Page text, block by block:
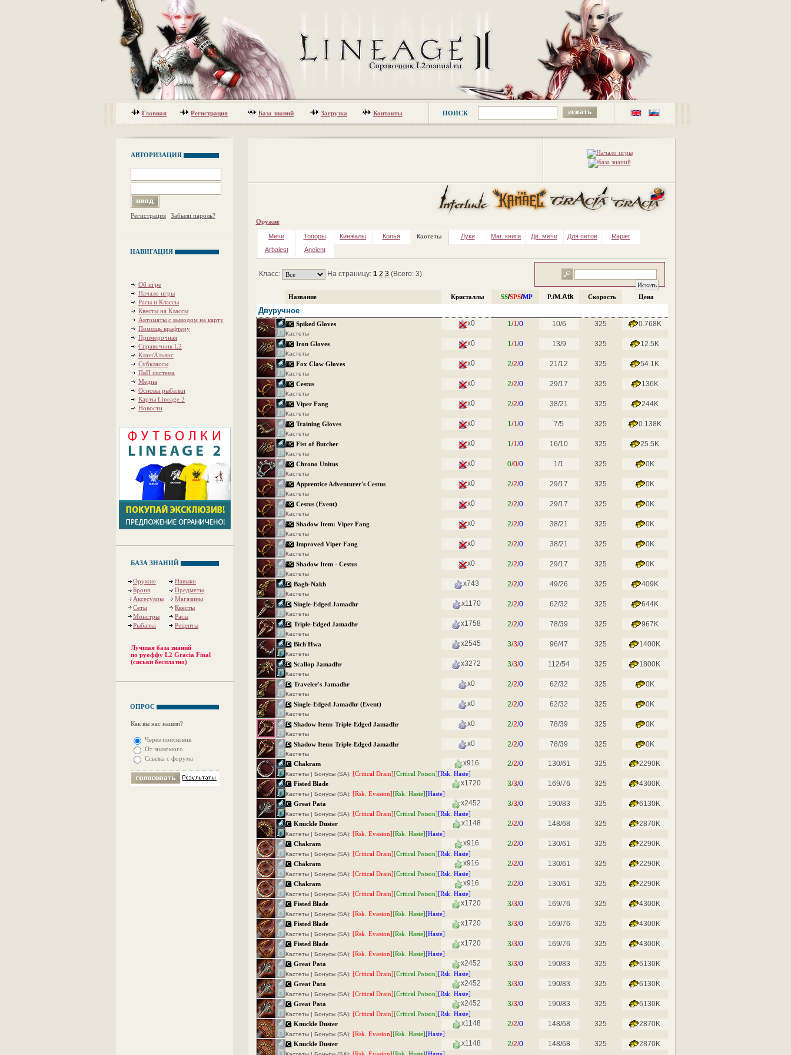
Главная Регистрация База знаний Загрузка Контакты ПОИСК
АВТОРИЗАЦИЯ
Регистрация Забыли пароль?
НАВИГАЦИЯ
Об игре
Начало игры
Расы и Классы
Квесты на Классы
Автоматы с выводом на карту
Помощь крафтеру
Примерочная
Справочник L2
Клан/Альянс
Субклассы
ПвП система
Медиа
Основы рыбалки
Карты Lineage 2
Новости
БАЗА ЗНАНИЙ
Оружие
Навыки
Броня
Предметы
Аксесуары
Магазины
Сеты
Квесты
Монстры
Расы
Рыбалка
Рецепты
Лучшая база знаний
по руоффу L2 Gracia Final
(сиськи бесплатно)
ОПРОС
Как вы нас нашли?
Через поисковик
От знакомого
Ссылка с форума
Оружие
Мечи Топоры Кинжалы Копья Кастеты Луки Маг. книги Дв. мечи Для петов
Rapier
Arbalest
Ancient
Класс: На страницу: 1 2 3 (Всего: 3)
Название Кристаллы SS/SPS/MP P./M.Atk Скорость Цена
Двуручное
Spiked Gloves x0 1/1/0 10/6 325 0.768K
Кастеты
Iron Gloves x0 1/1/0 13/9 325 12.5K
Кастеты
Fox Claw Gloves x0 2/2/0 21/12 325 54.1K
Кастеты
Cestus x0 2/2/0 29/17 325 136K
Кастеты
Viper Fang x0 2/2/0 38/21 325 244K
Кастеты
Training Gloves x0 1/1/0 7/5 325 0.138K
Кастеты
Fist of Butcher x0 1/1/0 16/10 325 25.5K
Кастеты
Chrono Unitus x0 0/0/0 1/1 325 0K
Кастеты
Apprentice Adventurer's Cestus x0 2/2/0 29/17 325 0K
Кастеты
Cestus (Event) x0 2/2/0 29/17 325 0K
Кастеты
Shadow Item: Viper Fang x0 2/2/0 38/21 325 0K
Кастеты
Improved Viper Fang x0 2/2/0 38/21 325 0K
Кастеты
Shadow Item - Cestus x0 2/2/0 29/17 325 0K
Кастеты
Bagh-Nakh x743 2/2/0 49/26 325 409K
Кастеты
Single-Edged Jamadhr x1170 2/2/0 62/32 325 644K
Кастеты
Triple-Edged Jamadhr x1758 2/2/0 78/39 325 967K
Кастеты
Bich'Hwa x2545 3/3/0 96/47 325 1400K
Кастеты
Scallop Jamadhr x3272 3/3/0 112/54 325 1800K
Кастеты
Traveler's Jamadhr x0 2/2/0 62/32 325 0K
Кастеты
Single-Edged Jamadhr (Event) x0 2/2/0 62/32 325 0K
Кастеты
Shadow Item: Triple-Edged Jamadhr x0 2/2/0 78/39 325 0K
Кастеты
Shadow Item: Triple-Edged Jamadhr x0 2/2/0 78/39 325 0K
Кастеты
Chakram x916 2/2/0 130/61 325 2290K
Кастеты | Бонусы (SA): [Critical Drain][Critical Poison][Rsk. Haste]
Fisted Blade
x1720 3/3/0 169/76 325 4300K
Кастеты | Бонусы (SA): [Rsk. Evasion][Rsk. Haste][Haste]
Great Pata
x2452 3/3/0 190/83 325 6130K
Кастеты | Бонусы (SA): [Critical Drain][Critical Poison][Rsk. Haste]
Knuckle Duster
x1148 2/2/0 148/68 325 2870K
Кастеты | Бонусы (SA): [Rsk. Evasion][Rsk. Haste][Haste]
Chakram
x916 2/2/0 130/61 325 2290K
Кастеты | Бонусы (SA): [Critical Drain][Critical Poison][Rsk. Haste]
Chakram
x916 2/2/0 130/61 325 2290K
Кастеты | Бонусы (SA): [Critical Drain][Critical Poison][Rsk. Haste]
Chakram
x916 2/2/0 130/61 325 2290K
Кастеты | Бонусы (SA): [Critical Drain][Critical Poison][Rsk. Haste]
Fisted Blade
x1720 3/3/0 169/76 325 4300K
Кастеты | Бонусы (SA): [Rsk. Evasion][Rsk. Haste][Haste]
Fisted Blade
x1720 3/3/0 169/76 325 4300K
Кастеты | Бонусы (SA): [Rsk. Evasion][Rsk. Haste][Haste]
Fisted Blade
x1720 3/3/0 169/76 325 4300K
Кастеты | Бонусы (SA): [Rsk. Evasion][Rsk. Haste][Haste]
Great Pata
x2452 3/3/0 190/83 325 6130K
Кастеты | Бонусы (SA): [Critical Drain][Critical Poison][Rsk. Haste]
Great Pata
x2452 3/3/0 190/83 325 6130K
Кастеты | Бонусы (SA): [Critical Drain][Critical Poison][Rsk. Haste]
Great Pata
x2452 3/3/0 190/83 325 6130K
Кастеты | Бонусы (SA): [Critical Drain][Critical Poison][Rsk. Haste]
Knuckle Duster
x1148 2/2/0 148/68 325 2870K
Кастеты | Бонусы (SA): [Rsk. Evasion][Rsk. Haste][Haste]
Knuckle Duster
x1148 2/2/0 148/68 325 2870K